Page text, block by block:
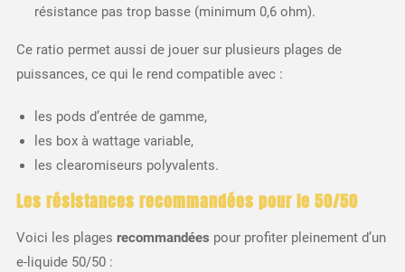
résistance pas trop basse (minimum 0,6 ohm).
Ce ratio permet aussi de jouer sur plusieurs plages de
puissances, ce qui le rend compatible avec :
les pods d’entrée de gamme,
les box à wattage variable,
les clearomiseurs polyvalents.
Les résistances recommandées pour le 50/50
Voici les plages recommandées pour profiter pleinement d’un
e-liquide 50/50 :